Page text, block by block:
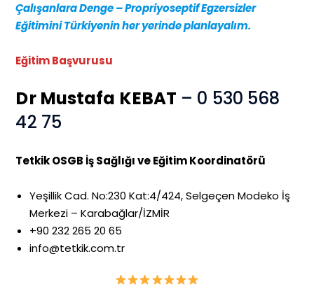
Çalışanlara Denge –Propriyoseptif Egzersizler
Eğitimini Türkiyenin her yerinde planlayalım.
Eğitim Başvurusu
Dr Mustafa KEBAT – 0 530 568
42 75
Tetkik OSGB İş Sağlığı ve Eğitim Koordinatörü
Yeşillik Cad. No:230 Kat:4/424, Selgeçen Modeko İş
Merkezi – Karabağlar/İZMİR
+90 232 265 20 65
info@tetkik.com.tr